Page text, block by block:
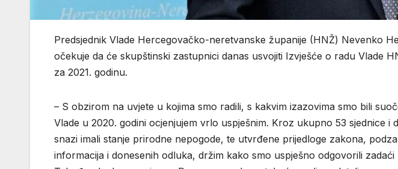
Predsjednik Vlade Hercegovačko-neretvanske županije (HNŽ) Nevenko
očekuje da će skupštinski zastupnici danas usvojiti Izvješće o radu Vlade
za 2021. godinu.
– S obzirom na uvjete u kojima smo radili, s kakvim izazovima smo bili
Vlade u 2020. godini ocjenjujem vrlo uspješnim. Kroz ukupno 53 sjednice i
snazi imali stanje prirodne nepogode, te utvrđene prijedloge zakona,
informacija i donesenih odluka, držim kako smo uspješno odgovorili